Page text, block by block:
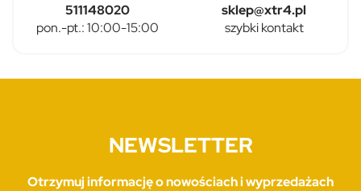
511148020
pon.-pt.: 10:00-15:00
sklep@xtr4.pl
szybki kontakt
NEWSLETTER
Otrzymuj informację o nowościach i wyprzedażach